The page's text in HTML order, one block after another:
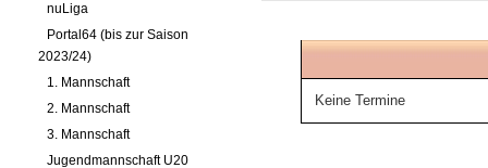
nuLiga
Portal64 (bis zur Saison
2023/24)
1. Mannschaft
2. Mannschaft
3. Mannschaft
Jugendmannschaft U20
Keine Termine